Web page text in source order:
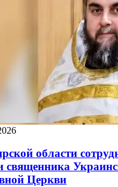
области
священника
Церкви